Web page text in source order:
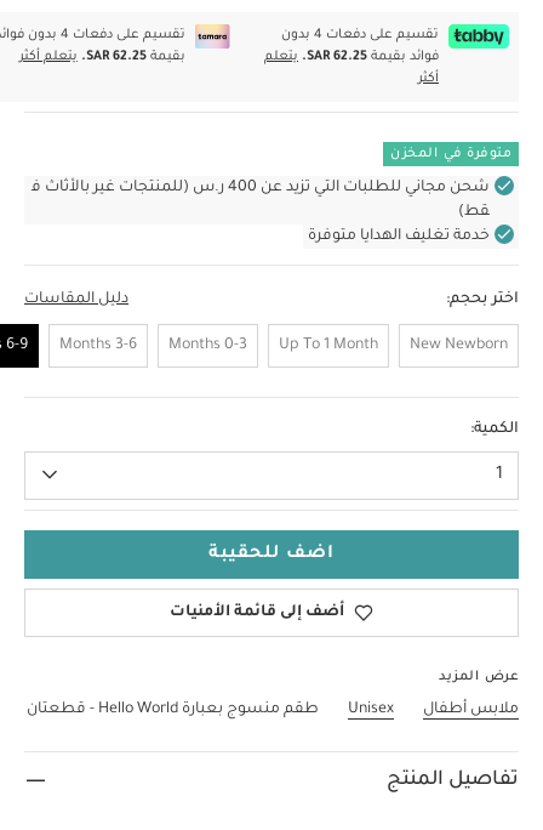
تقسيم على دفعات 4 بدون
فوائد بقيمة SAR 62.25.
يتعلم
أكثر
تقسيم على دفعات 4 بدون
بقيمةSAR 62.25. يتعلم أكثر
متوفرة في المخزن
شحن مجاني للطلبات التي تزيد عن 400 ر.س (للمنتجات غير بالأثاث ف
قط)
خدمة تغليف الهدايا متوفرة
اختر بحجم: دليل المقاسات
New Newborn
Up To 1 Month
0-3 Months
3-6 Months
6-9 Months
الكمية:
1
اضف للحقيبة
أضف إلى قائمة الأمنيات
عرض المزيد
ملابس أطفال Unisex طقم منسوج بعبارة Hello World - قطعتان
تفاصيل المنتج